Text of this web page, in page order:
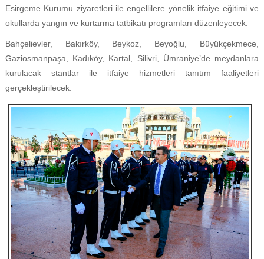
Esirgeme Kurumu ziyaretleri ile engellilere yönelik itfaiye eğitimi ve
okullarda yangın ve kurtarma tatbikatı programları düzenleyecek.
Bahçelievler, Bakırköy, Beykoz, Beyoğlu, Büyükçekmece,
Gaziosmanpaşa, Kadıköy, Kartal, Silivri, Ümraniye’de meydanlara
kurulacak stantlar ile itfaiye hizmetleri tanıtım faaliyetleri
gerçekleştirilecek.